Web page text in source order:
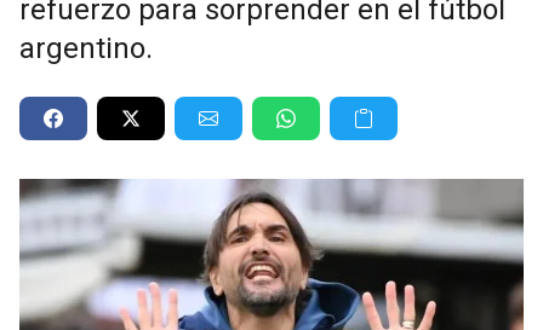
refuerzo para sorprender en el fútbol
argentino.